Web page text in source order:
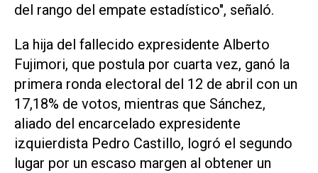
del rango del empate estadístico", señaló.
La hija del fallecido expresidente Alberto
Fujimori, que postula por cuarta vez, ganó la
primera ronda electoral ‌del 12 de abril con un
17,18% de votos, mientras que Sánchez,
aliado del encarcelado expresidente
izquierdista Pedro Castillo, logró el segundo
‌lugar por un ⁠escaso margen al obtener un